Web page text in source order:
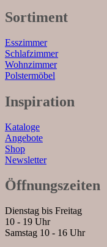
Sortiment
Esszimmer
Schlafzimmer
Wohnzimmer
Polstermöbel
Inspiration
Kataloge
Angebote
Shop
Newsletter
Öffnungszeiten
Dienstag bis Freitag
10 - 19 Uhr
Samstag 10 - 16 Uhr